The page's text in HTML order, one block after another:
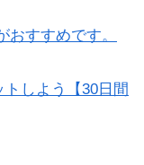
すすめです。
しよう【30日間